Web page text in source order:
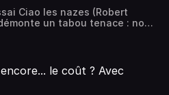
Ciao les nazes (Robert
un tabou tenace : non,
passion”. Elle rappelle
: on bosse d’abord pour la
Hébergé par Acast. Visitez
d'informations.
le coût ? Avec